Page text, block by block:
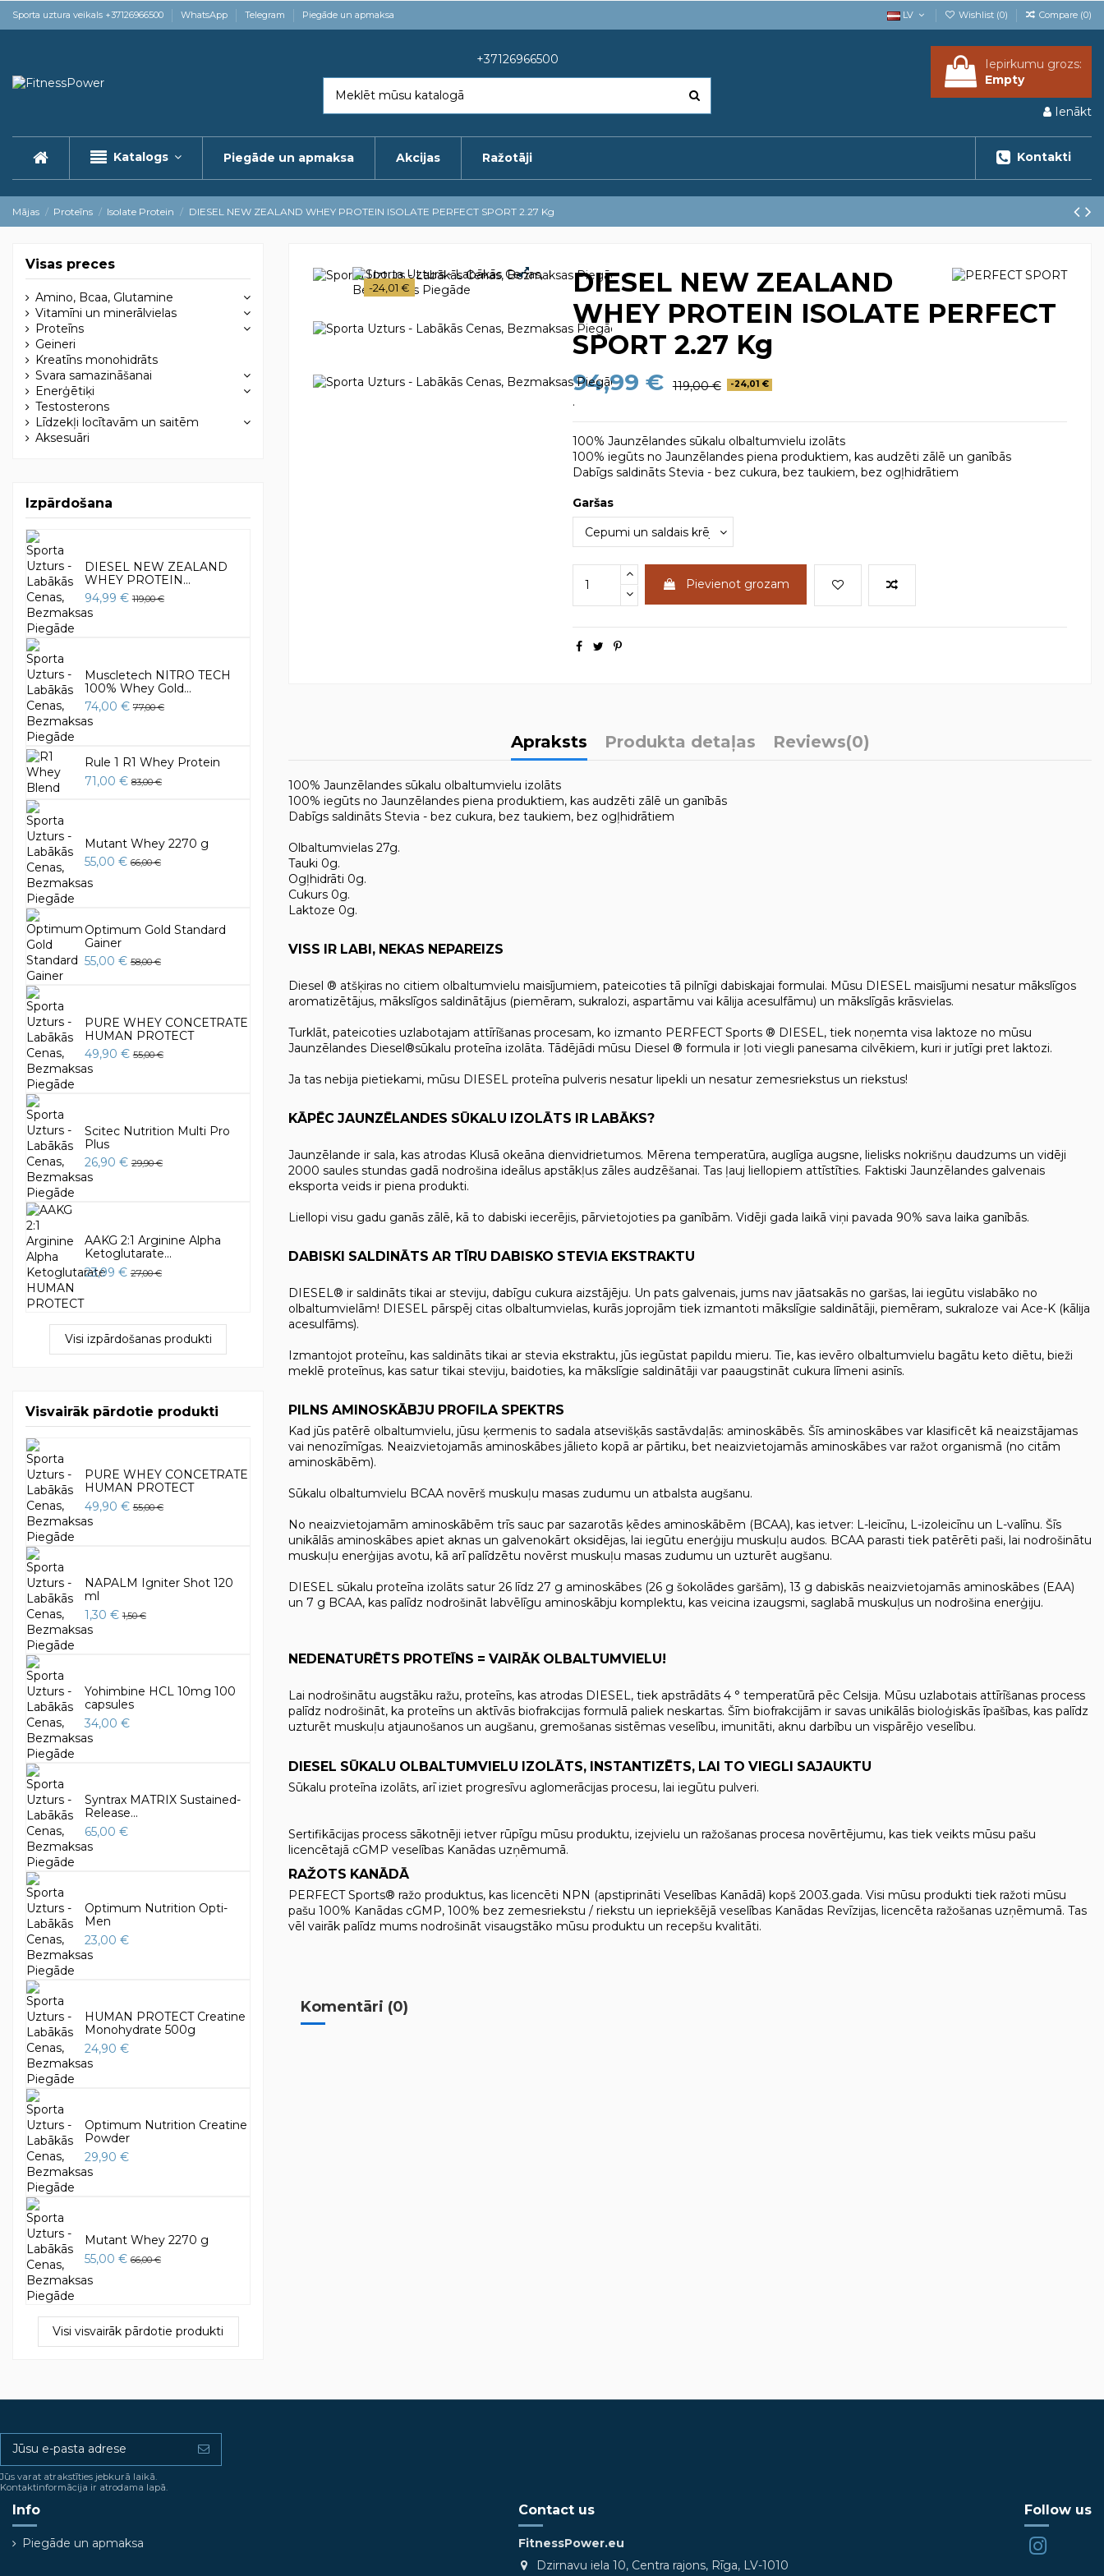
Sporta uztura veikals +37126966500 WhatsApp Telegram Piegāde un apmaksa LV Wishlist (0) Compare (0)
+37126966500
Iepirkumu grozs:
Empty
Ienākt
Katalogs Piegāde un apmaksa Akcijas Kontakti
Ražotāji
Mājas Proteīns Isolate Protein DIESEL NEW ZEALAND WHEY PROTEIN ISOLATE PERFECT SPORT 2.27 Kg
-24,01 €
DIESEL NEW ZEALAND
WHEY PROTEIN ISOLATE PERFECT
SPORT 2.27 Kg
94,99 € 119,00 € -24,01 €
.
100% Jaunzēlandes sūkalu olbaltumvielu izolāts
100% iegūts no Jaunzēlandes piena produktiem, kas audzēti zālē un ganībās
Dabīgs saldināts Stevia - bez cukura, bez taukiem, bez ogļhidrātiem
Garšas
Pievienot grozam
Apraksts Produkta detaļas Reviews(0)
100% Jaunzēlandes sūkalu olbaltumvielu izolāts
100% iegūts no Jaunzēlandes piena produktiem, kas audzēti zālē un ganībās
Dabīgs saldināts Stevia - bez cukura, bez taukiem, bez ogļhidrātiem
Olbaltumvielas 27g.
Tauki 0g.
Ogļhidrāti 0g.
Cukurs 0g.
Laktoze 0g.
VISS IR LABI, NEKAS NEPAREIZS
Diesel ® atšķiras no citiem olbaltumvielu maisījumiem, pateicoties tā pilnīgi dabiskajai formulai. Mūsu DIESEL maisījumi nesatur mākslīgos
aromatizētājus, mākslīgos saldinātājus (piemēram, sukralozi, aspartāmu vai kālija acesulfāmu) un mākslīgās krāsvielas.
Turklāt, pateicoties uzlabotajam attīrīšanas procesam, ko izmanto PERFECT Sports ® DIESEL, tiek noņemta visa laktoze no mūsu
Jaunzēlandes Diesel®sūkalu proteīna izolāta. Tādējādi mūsu Diesel ® formula ir ļoti viegli panesama cilvēkiem, kuri ir jutīgi pret laktozi.
Ja tas nebija pietiekami, mūsu DIESEL proteīna pulveris nesatur lipekli un nesatur zemesriekstus un riekstus!
KĀPĒC JAUNZĒLANDES SŪKALU IZOLĀTS IR LABĀKS?
Jaunzēlande ir sala, kas atrodas Klusā okeāna dienvidrietumos. Mērena temperatūra, auglīga augsne, lielisks nokrišņu daudzums un vidēji
2000 saules stundas gadā nodrošina ideālus apstākļus zāles audzēšanai. Tas ļauj liellopiem attīstīties. Faktiski Jaunzēlandes galvenais
eksporta veids ir piena produkti.
Liellopi visu gadu ganās zālē, kā to dabiski iecerējis, pārvietojoties pa ganībām. Vidēji gada laikā viņi pavada 90% sava laika ganībās.
DABISKI SALDINĀTS AR TĪRU DABISKO STEVIA EKSTRAKTU
DIESEL® ir saldināts tikai ar steviju, dabīgu cukura aizstājēju. Un pats galvenais, jums nav jāatsakās no garšas, lai iegūtu vislabāko no
olbaltumvielām! DIESEL pārspēj citas olbaltumvielas, kurās joprojām tiek izmantoti mākslīgie saldinātāji, piemēram, sukraloze vai Ace-K (kālija
acesulfāms).
Izmantojot proteīnu, kas saldināts tikai ar stevia ekstraktu, jūs iegūstat papildu mieru. Tie, kas ievēro olbaltumvielu bagātu keto diētu, bieži
meklē proteīnus, kas satur tikai steviju, baidoties, ka mākslīgie saldinātāji var paaugstināt cukura līmeni asinīs.
PILNS AMINOSKĀBJU PROFILA SPEKTRS
Kad jūs patērē olbaltumvielu, jūsu ķermenis to sadala atsevišķās sastāvdaļās: aminoskābēs. Šīs aminoskābes var klasificēt kā neaizstājamas
vai nenozīmīgas. Neaizvietojamās aminoskābes jālieto kopā ar pārtiku, bet neaizvietojamās aminoskābes var ražot organismā (no citām
aminoskābēm).
Sūkalu olbaltumvielu BCAA novērš muskuļu masas zudumu un atbalsta augšanu.
No neaizvietojamām aminoskābēm trīs sauc par sazarotās ķēdes aminoskābēm (BCAA), kas ietver: L-leicīnu, L-izoleicīnu un L-valīnu. Šīs
unikālās aminoskābes apiet aknas un galvenokārt oksidējas, lai iegūtu enerģiju muskuļu audos. BCAA parasti tiek patērēti paši, lai nodrošinātu
muskuļu enerģijas avotu, kā arī palīdzētu novērst muskuļu masas zudumu un uzturēt augšanu.
DIESEL sūkalu proteīna izolāts satur 26 līdz 27 g aminoskābes (26 g šokolādes garšām), 13 g dabiskās neaizvietojamās aminoskābes (EAA)
un 7 g BCAA, kas palīdz nodrošināt labvēlīgu aminoskābju komplektu, kas veicina izaugsmi, saglabā muskuļus un nodrošina enerģiju.
NEDENATURĒTS PROTEĪNS = VAIRĀK OLBALTUMVIELU!
Lai nodrošinātu augstāku ražu, proteīns, kas atrodas DIESEL, tiek apstrādāts 4 ° temperatūrā pēc Celsija. Mūsu uzlabotais attīrīšanas process
palīdz nodrošināt, ka proteīns un aktīvās biofrakcijas formulā paliek neskartas. Šīm biofrakcijām ir savas unikālās bioloģiskās īpašības, kas palīdz
uzturēt muskuļu atjaunošanos un augšanu, gremošanas sistēmas veselību, imunitāti, aknu darbību un vispārējo veselību.
DIESEL SŪKALU OLBALTUMVIELU IZOLĀTS, INSTANTIZĒTS, LAI TO VIEGLI SAJAUKTU
Sūkalu proteīna izolāts, arī iziet progresīvu aglomerācijas procesu, lai iegūtu pulveri.
Sertifikācijas process sākotnēji ietver rūpīgu mūsu produktu, izejvielu un ražošanas procesa novērtējumu, kas tiek veikts mūsu pašu
licencētajā cGMP veselības Kanādas uzņēmumā.
RAŽOTS KANĀDĀ
PERFECT Sports® ražo produktus, kas licencēti NPN (apstiprināti Veselības Kanādā) kopš 2003.gada. Visi mūsu produkti tiek ražoti mūsu
pašu 100% Kanādas cGMP, 100% bez zemesriekstu / riekstu un iepriekšējā veselības Kanādas Revīzijas, licencēta ražošanas uzņēmumā. Tas
vēl vairāk palīdz mums nodrošināt visaugstāko mūsu produktu un recepšu kvalitāti.
Komentāri (0)
Visas preces
Amino, Bcaa, Glutamine
Vitamīni un minerālvielas
Proteīns
Geineri
Kreatīns monohidrāts
Svara samazināšanai
Enerģētiķi
Testosterons
Līdzekļi locītavām un saitēm
Aksesuāri
Izpārdošana
DIESEL NEW ZEALAND
WHEY PROTEIN...
94,99 € 119,00 €
Muscletech NITRO TECH
100% Whey Gold...
74,00 € 77,00 €
Rule 1 R1 Whey Protein
71,00 € 83,00 €
Mutant Whey 2270 g
55,00 € 66,00 €
Optimum Gold Standard
Gainer
55,00 € 58,00 €
PURE WHEY CONCETRATE
HUMAN PROTECT
49,90 € 55,00 €
Scitec Nutrition Multi Pro
Plus
26,90 € 29,90 €
AAKG 2:1 Arginine Alpha
Ketoglutarate...
23,99 € 27,00 €
Visi izpārdošanas produkti
Visvairāk pārdotie produkti
PURE WHEY CONCETRATE
HUMAN PROTECT
49,90 € 55,00 €
NAPALM Igniter Shot 120
ml
1,30 € 1,50 €
Yohimbine HCL 10mg 100
capsules
34,00 €
Syntrax MATRIX Sustained-
Release...
65,00 €
Optimum Nutrition Opti-
Men
23,00 €
HUMAN PROTECT Creatine
Monohydrate 500g
24,90 €
Optimum Nutrition Creatine
Powder
29,90 €
Mutant Whey 2270 g
55,00 € 66,00 €
Visi visvairāk pārdotie produkti
Jūs varat atrakstīties jebkurā laikā.
Kontaktinformācija ir atrodama lapā.
Info
Piegāde un apmaksa
Contact us
FitnessPower.eu
Dzirnavu iela 10, Centra rajons, Rīga, LV-1010
Follow us